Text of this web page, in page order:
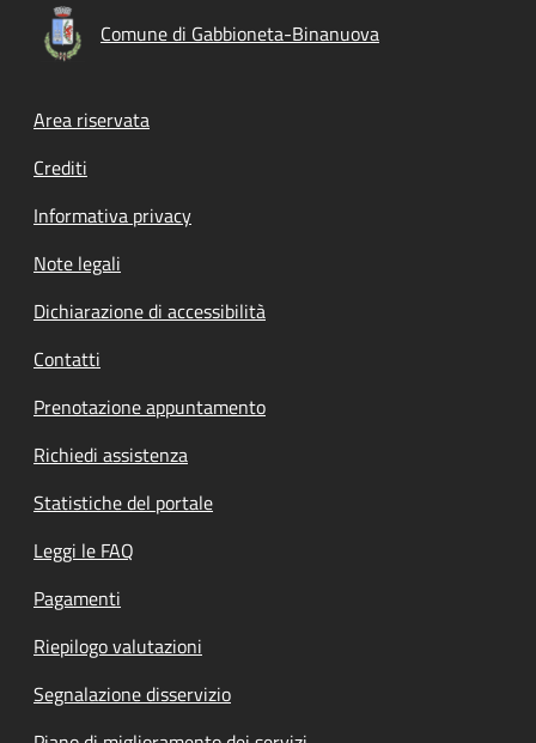
Comune di Gabbioneta-Binanuova
Footer menu
Area riservata
Crediti
Informativa privacy
Note legali
Dichiarazione di accessibilità
Contatti
Prenotazione appuntamento
Richiedi assistenza
Statistiche del portale
Leggi le FAQ
Pagamenti
Riepilogo valutazioni
Segnalazione disservizio